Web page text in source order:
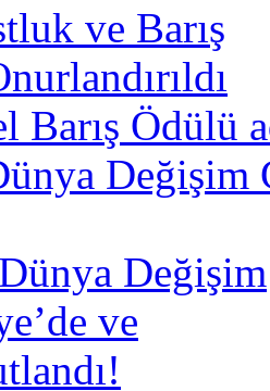
Barış Ödülü
Değişim